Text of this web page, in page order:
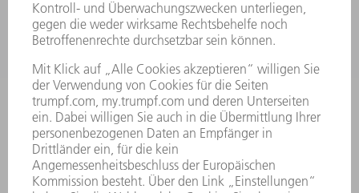
UNTERNEHMEN
KARRIERE
STELLENANGEBOTE
VORSTAND
GESCHÄFTSBERICHT
UNTERNEHMENSGRUNDSÄTZE
COMPLIANCE
HINWEISGEBERSYSTEM
SECURITY
PRESSEMITTEILUNGEN
MAGAZINE